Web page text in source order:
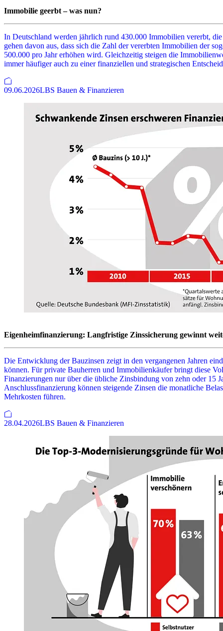
Immobilie geerbt – was nun?
In Deutschland werden jährlich rund 430.000 Immobilien vererbt,
gehen davon aus, dass sich die Zahl der vererbten Immobilien der
500.000 pro Jahr erhöhen wird. Gleichzeitig steigen die
immer häufiger auch zu einer finanziellen und strategischen
09.06.2026LBS Bauen & Finanzieren
Eigenheimfinanzierung: Langfristige Zinssicherung gewinnt
Die Entwicklung der Bauzinsen zeigt in den vergangenen Jahren
können. Für private Bauherren und Immobilienkäufer bringt diese
Finanzierungen nur über die übliche Zinsbindung von zehn oder 15
Anschlussfinanzierung können steigende Zinsen die monatliche
Mehrkosten führen.
28.04.2026LBS Bauen & Finanzieren